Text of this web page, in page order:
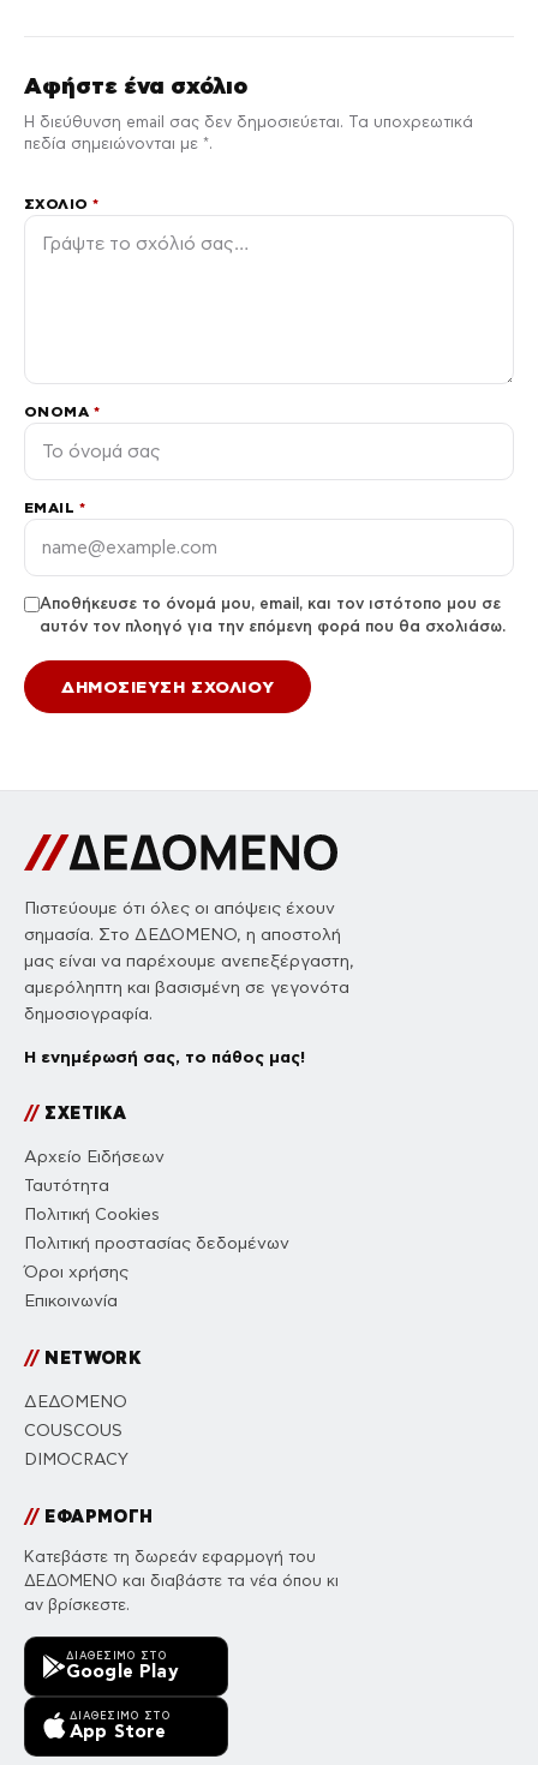
Αφήστε ένα σχόλιο
Η διεύθυνση email σας δεν δημοσιεύεται. Τα υποχρεωτικά
πεδία σημειώνονται με *.
ΣΧΌΛΙΟ*
ΌΝΟΜΑ *
EMAIL *
Αποθήκευσε το όνομά μου, email, και τον ιστότοπο μου σε
αυτόν τον πλοηγό για την επόμενη φορά που θα σχολιάσω.
Πιστεύουμε ότι όλες οι απόψεις έχουν
σημασία. Στο ΔΕΔΟΜΕΝΟ, η αποστολή
μας είναι να παρέχουμε ανεπεξέργαστη,
αμερόληπτη και βασισμένη σε γεγονότα
δημοσιογραφία.
Η ενημέρωσή σας, το πάθος μας!
//ΣΧΕΤΙΚΑ
Αρχείο Ειδήσεων
Ταυτότητα
Πολιτική Cookies
Πολιτική προστασίας δεδομένων
Όροι χρήσης
Επικοινωνία
//NETWORK
ΔΕΔΟΜΕΝΟ
COUSCOUS
DIMOCRACY
//ΕΦΑΡΜΟΓΗ
Κατεβάστε τη δωρεάν εφαρμογή του
ΔΕΔΟΜΕΝΟ και διαβάστε τα νέα όπου κι
αν βρίσκεστε.
ΔΙΑΘΈΣΙΜΟ ΣΤΟ
Google Play
ΔΙΑΘΈΣΙΜΟ ΣΤΟ
App Store